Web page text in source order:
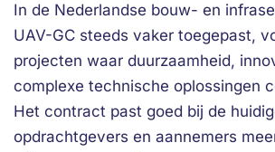
In de Nederlandse bouw- en
UAV-GC steeds vaker toegepast,
projecten waar duurzaamheid,
complexe technische oplossingen
Het contract past goed bij de
opdrachtgevers en aannemers